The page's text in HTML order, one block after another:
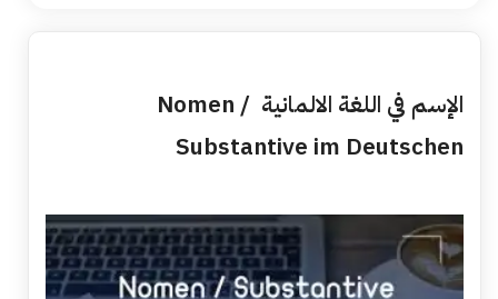
الإسم في اللغة الالمانية Nomen /
Substantive im Deutschen